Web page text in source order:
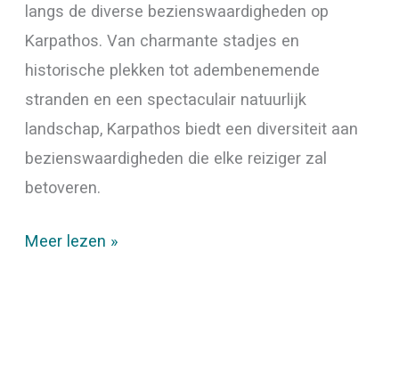
langs de diverse bezienswaardigheden op
Karpathos. Van charmante stadjes en
historische plekken tot adembenemende
stranden en een spectaculair natuurlijk
landschap, Karpathos biedt een diversiteit aan
bezienswaardigheden die elke reiziger zal
betoveren.
Meer lezen »